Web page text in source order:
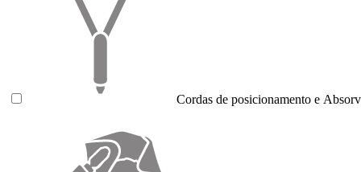
Cordas de posicionamento e